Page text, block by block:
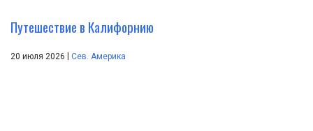
Путешествие в Калифорнию
20 июля 2026 Сев. Америка